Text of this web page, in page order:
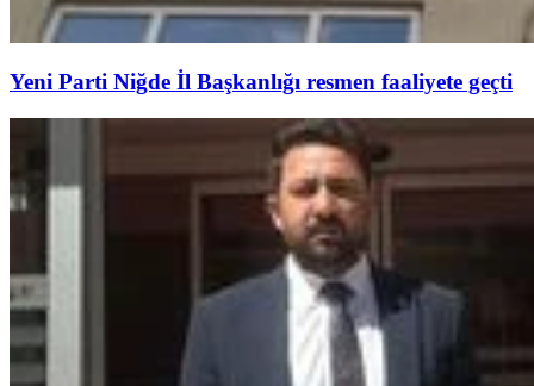
Yeni Parti Niğde İl Başkanlığı resmen faaliyete geçti